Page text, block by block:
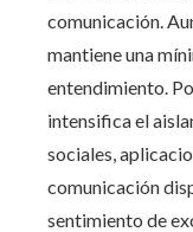
comunicación.
mantiene una
entendimiento.
intensifica el
sociales,
comunicación
sentimiento de